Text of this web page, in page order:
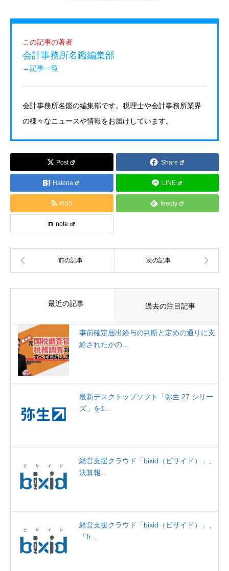
この記事の著者
会計事務所名鑑編集部
→記事一覧
会計事務所名鑑の編集部です。税理士や会計事務所業界
の様々なニュースや情報をお届けしています。
Post Share
Hatena LINE
RSS feedly
note
最近の記事 過去の注目記事
事前確定届出給与の判断と定めの通りに支
給されたかの...
最新デスクトップソフト「弥生 27 シリー
ズ」を1...
経営支援クラウド「bixid（ビサイド）」、
決算報...
経営支援クラウド「bixid（ビサイド）」、
「fr...